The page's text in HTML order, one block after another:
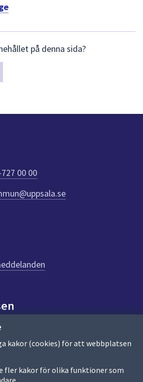
kakor (cookies) för att webbplatsen
fler kakor för olika funktioner som
på denna sida?
00 00
och diarium